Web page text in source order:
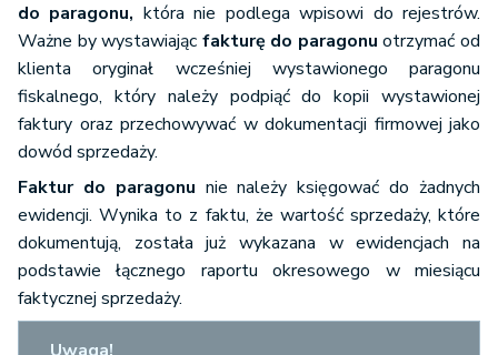
do paragonu, która nie podlega wpisowi do rejestrów.
Ważne by wystawiając fakturę do paragonu otrzymać od
klienta oryginał wcześniej wystawionego paragonu
fiskalnego, który należy podpiąć do kopii wystawionej
faktury oraz przechowywać w dokumentacji firmowej jako
dowód sprzedaży.
Faktur do paragonu nie należy księgować do żadnych
ewidencji. Wynika to z faktu, że wartość sprzedaży, które
dokumentują, została już wykazana w ewidencjach na
podstawie łącznego raportu okresowego w miesiącu
faktycznej sprzedaży.